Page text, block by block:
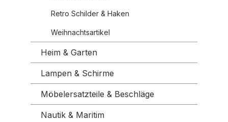
Retro Schilder & Haken
Weihnachtsartikel
Heim & Garten
Lampen & Schirme
Möbelersatzteile & Beschläge
Nautik & Maritim